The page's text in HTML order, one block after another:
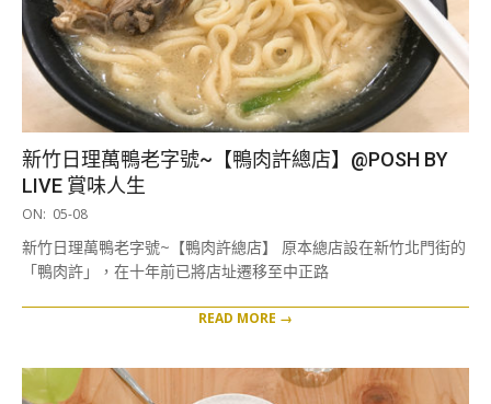
新竹日理萬鴨老字號~【鴨肉許總店】@POSH BY
LIVE 賞味人生
2019-
08
ON: 05-08
新竹日理萬鴨老字號~【鴨肉許總店】 原本總店設在新竹北門街的
「鴨肉許」，在十年前已將店址遷移至中正路
READ MORE →